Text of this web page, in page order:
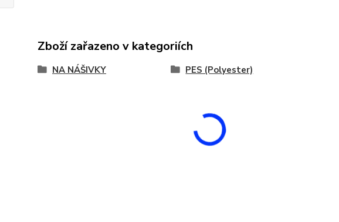
Zboží zařazeno v kategoriích
NA NÁŠIVKY PES (Polyester)